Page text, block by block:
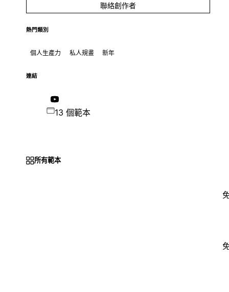
聯絡創作者
熱門類別
個人生產力 私人規畫 新年
連結
13 個範本
所有範本